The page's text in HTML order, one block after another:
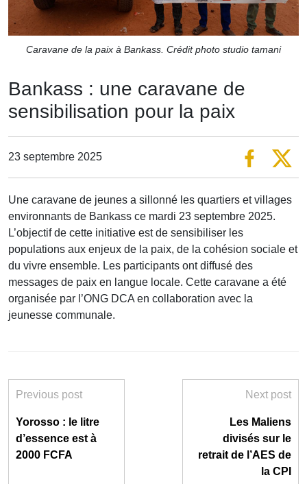
Caravane de la paix à Bankass. Crédit photo studio tamani
Bankass : une caravane de
sensibilisation pour la paix
23 septembre 2025
Une caravane de jeunes a sillonné les quartiers et villages
environnants de Bankass ce mardi 23 septembre 2025.
L’objectif de cette initiative est de sensibiliser les
populations aux enjeux de la paix, de la cohésion sociale et
du vivre ensemble. Les participants ont diffusé des
messages de paix en langue locale. Cette caravane a été
organisée par l’ONG DCA en collaboration avec la
jeunesse communale.
Previous post
Yorosso : le litre
d’essence est à
2000 FCFA
Next post
Les Maliens
divisés sur le
retrait de l’AES de
la CPI